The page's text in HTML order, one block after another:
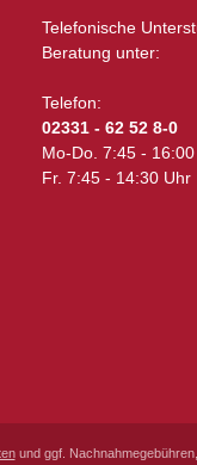
Telefonische
Beratung unter:
Telefon:
02331 - 62 52 8-0
Mo-Do. 7:45 -
Fr. 7:45 - 14:30 Uhr
und ggf.